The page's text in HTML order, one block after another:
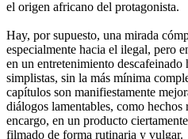
el origen africano del protagonista.
Hay, por supuesto, una mirada
especialmente hacia el ilegal, pero
en un entretenimiento descafeinado
simplistas, sin la más mínima
capítulos son manifiestamente
diálogos lamentables, como
encargo, en un producto
filmado de forma rutinaria y vulgar.